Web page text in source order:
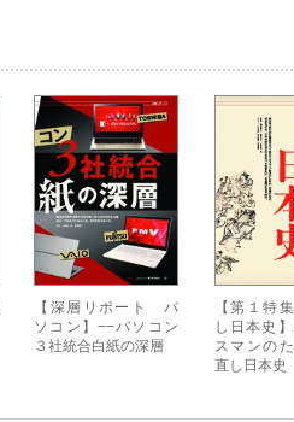
【深層リポート パ
ソコン】−−パソコン
３社統合白紙の深層
【第１特
し日本史
スマンの
直し日本史